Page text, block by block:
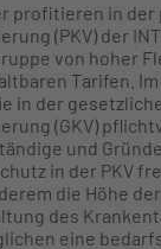
profitieren in der
(PKV) der
von hoher
Tarifen. Im
in der
(GKV)
und
in der PKV
die Höhe
des
eine